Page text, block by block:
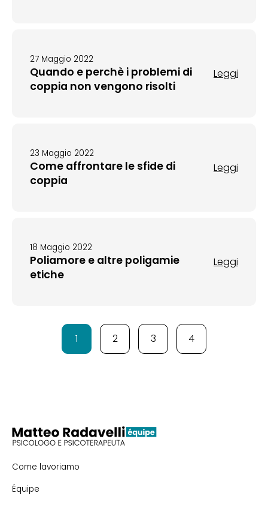
27 Maggio 2022
Quando e perchè i problemi di
coppia non vengono risolti
Leggi
23 Maggio 2022
Come affrontare le sfide di
coppia
Leggi
18 Maggio 2022
Poliamore e altre poligamie
etiche
Leggi
1 2 3 4
Come lavoriamo
Équipe